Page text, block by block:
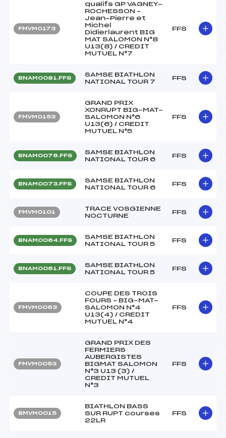
FMVM0173
qualifs GP VAGNEY-
ROCHESSON –
Jean-Pierre et
Michel
Didierlaurent BIG
MAT SALOMON N°8
U13(8) / CREDIT
MUTUEL N°7
FFS
BNAM0081.FFS
SAMSE BIATHLON
NATIONAL TOUR 7
FFS
FMVM0153
GRAND PRIX
XONRUPT BIG-MAT-
SALOMON N°6
U13(6) / CREDIT
MUTUEL N°5
FFS
BNAM0076.FFS
SAMSE BIATHLON
NATIONAL TOUR 6
FFS
BNAM0073.FFS
SAMSE BIATHLON
NATIONAL TOUR 6
FFS
FMVM0101
TRACE VOSGIENNE
NOCTURNE
FFS
BNAM0064.FFS
SAMSE BIATHLON
NATIONAL TOUR 5
FFS
BNAM0061.FFS
SAMSE BIATHLON
NATIONAL TOUR 5
FFS
FMVM0063
COUPE DES TROIS
FOURS – BIG-MAT-
SALOMON N°4
U13(4) / CREDIT
MUTUEL N°4
FFS
FMVM0053
GRAND PRIX DES
FERMIERS
AUBERGISTES
BIGMAT SALOMON
N°3 U13 (3) /
CREDIT MUTUEL
N°3
FFS
BMVM0015
BIATHLON BASS
SUR RUPT courses
22LR
FFS